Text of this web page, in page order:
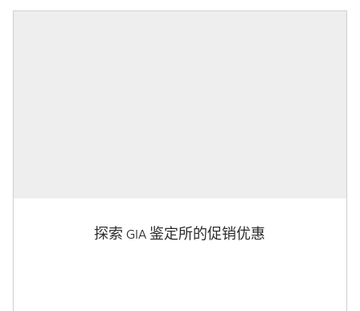
探索 GIA 鉴定所的促销优惠